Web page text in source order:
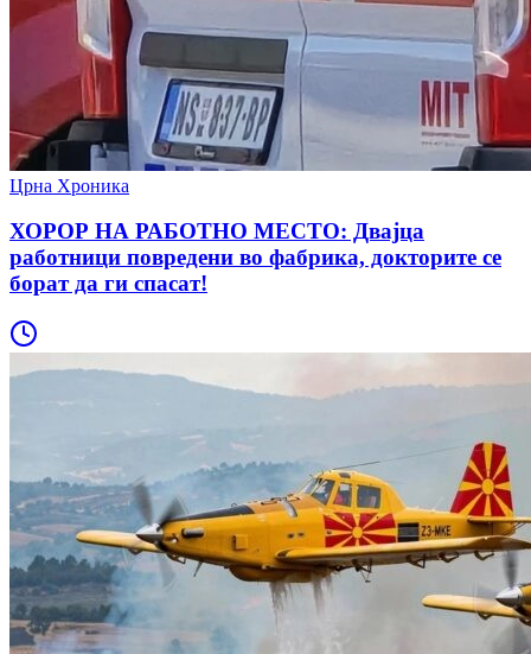
Црна Хроника
ХОРОР НА РАБОТНО МЕСТО: Двајца
работници повредени во фабрика, докторите се
борат да ги спасат!